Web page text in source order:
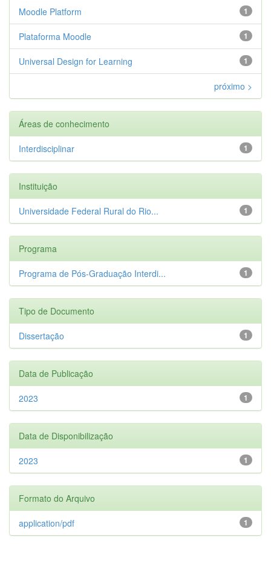
1
Moodle Platform
1
Plataforma Moodle
1
Universal Design for Learning
próximo >
Áreas de conhecimento
1
Interdisciplinar
Instituição
1
Universidade Federal Rural do Rio...
Programa
1
Programa de Pós-Graduação Interdi...
Tipo de Documento
1
Dissertação
Data de Publicação
1
2023
Data de Disponibilização
1
2023
Formato do Arquivo
1
application/pdf